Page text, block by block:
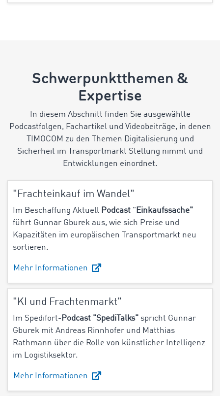
Schwerpunktthemen &
Expertise
In diesem Abschnitt finden Sie ausgewählte
Podcastfolgen, Fachartikel und Videobeiträge, in denen
TIMOCOM zu den Themen Digitalisierung und
Sicherheit im Transportmarkt Stellung nimmt und
Entwicklungen einordnet.
"Frachteinkauf im Wandel"
Im Beschaffung Aktuell Podcast " Einkaufssache"
führt Gunnar Gburek aus, wie sich Preise und
Kapazitäten im europäischen Transportmarkt neu
sortieren.
Mehr Informationen
"KI und Frachtenmarkt"
Im Spedifort- Podcast "SpediTalks" spricht Gunnar
Gburek mit Andreas Rinnhofer und Matthias
Rathmann über die Rolle von künstlicher Intelligenz
im Logistiksektor.
Mehr Informationen